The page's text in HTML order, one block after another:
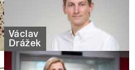
Václav
Drážek